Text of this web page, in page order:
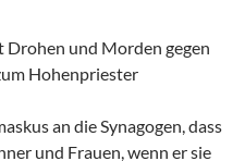
Drohen und Morden gegen
Hohenpriester
an die Synagogen, dass
und Frauen, wenn er sie